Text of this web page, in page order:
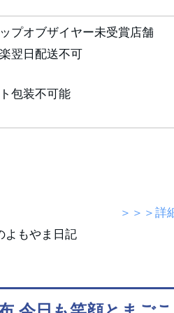
プオブザイヤー未受賞店舗
翌日配送不可
包装不可能
＞＞＞詳
よもやま日記